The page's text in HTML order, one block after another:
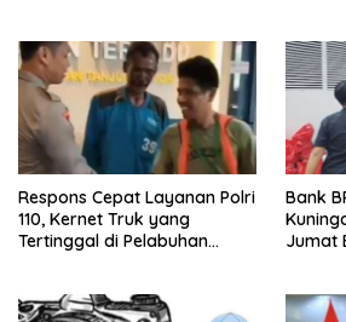
Dipertimbangkan
Respons Cepat Layanan Polri
110, Kernet Truk yang
Tertinggal di Pelabuhan
dengan Sopir
Bank
Jumat